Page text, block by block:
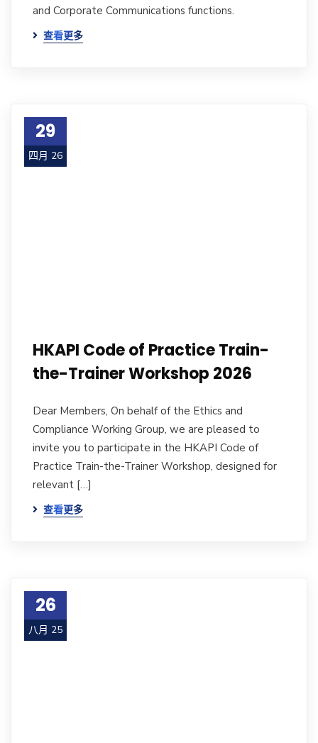
and Corporate Communications functions.
查看更多
29
四月 26
HKAPI Code of Practice Train-
the-Trainer Workshop 2026
Dear Members, On behalf of the Ethics and
Compliance Working Group, we are pleased to
invite you to participate in the HKAPI Code of
Practice Train-the-Trainer Workshop, designed for
relevant […]
查看更多
26
八月 25